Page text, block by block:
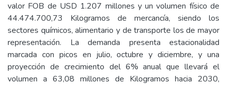
valor FOB de USD 1.207 millones y un volumen físico de
44.474.700,73 Kilogramos de mercancía, siendo los
sectores químicos, alimentario y de transporte los de mayor
representación. La demanda presenta estacionalidad
marcada con picos en julio, octubre y diciembre, y una
proyección de crecimiento del 6% anual que llevará el
volumen a 63,08 millones de Kilogramos hacia 2030,